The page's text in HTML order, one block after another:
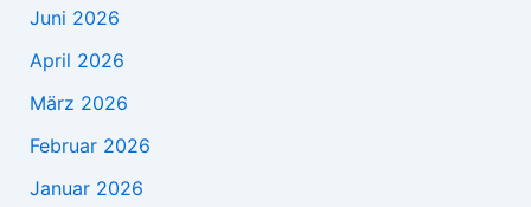
Juni 2026
April 2026
März 2026
Februar 2026
Januar 2026